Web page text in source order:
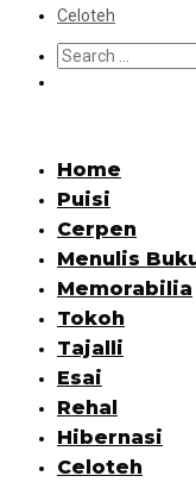
Celoteh
Home
Puisi
Cerpen
Menulis
Memorabilia
Tokoh
Tajalli
Esai
Rehal
Hibernasi
Celoteh